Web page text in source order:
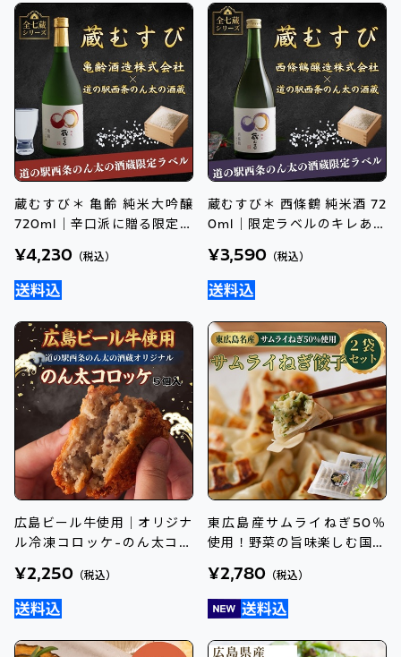
蔵むすび＊ 亀齢 純米大吟醸
720ml｜辛口派に贈る限定ラ
¥4,230 （税込）
蔵むすび＊ 西條鶴 純米酒 72
0ml｜限定ラベルのキレある
¥3,590 （税込）
広島ビール牛使用｜オリジナ
ル冷凍コロッケ-のん太コロ
¥2,250 （税込）
東広島産サムライねぎ50％
使用！野菜の旨味楽しむ国産
¥2,780 （税込）